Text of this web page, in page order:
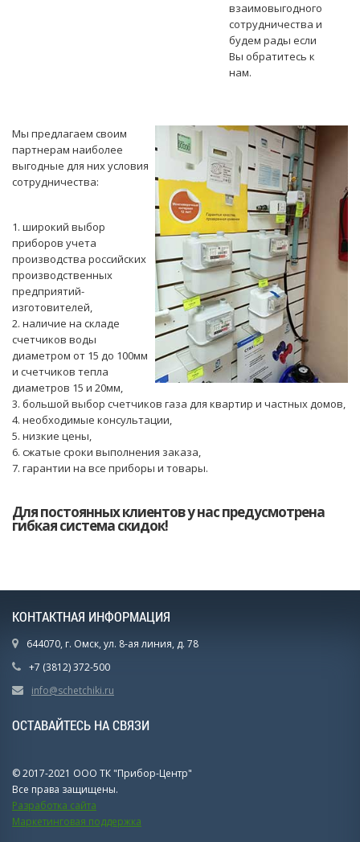
взаимовыгодного
сотрудничества и
будем рады если
Вы обратитесь к
нам.
Мы предлагаем своим
партнерам наиболее
выгодные для них условия
сотрудничества:
1. широкий выбор
приборов учета
производства российских
производственных
предприятий-
изготовителей,
2. наличие на складе
счетчиков воды
диаметром от 15 до 100мм
и счетчиков тепла
диаметров 15 и 20мм,
3. большой выбор счетчиков газа для квартир и частных домов,
4. необходимые консультации,
5. низкие цены,
6. сжатые сроки выполнения заказа,
7. гарантии на все приборы и товары.
Для постоянных клиентов у нас предусмотрена
гибкая система скидок!
КОНТАКТНАЯ ИНФОРМАЦИЯ
644070, г. Омск, ул. 8-ая линия, д. 78
+7 (3812) 372-500
info@schetchiki.ru
ОСТАВАЙТЕСЬ НА СВЯЗИ
© 2017-2021 ООО ТК "Прибор-Центр"
Все права защищены.
Разработка сайта
Маркетинговая поддержка